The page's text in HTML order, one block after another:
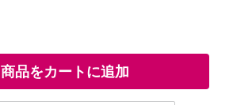
商品をカートに追加